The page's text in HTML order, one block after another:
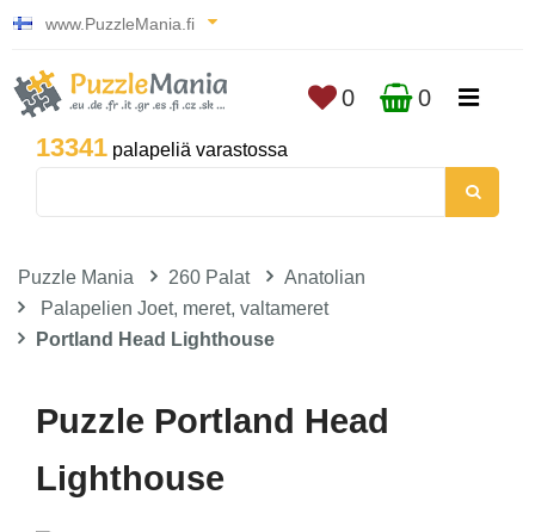
www.PuzzleMania.fi
13341 palapeliä varastossa
0 0
Puzzle Mania 260 Palat
Anatolian
Palapelien Joet, meret, valtameret
Portland Head Lighthouse
Puzzle Portland Head
Lighthouse